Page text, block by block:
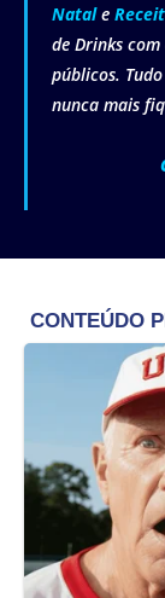
Natale
de Drinks
públicos.
nunca mais